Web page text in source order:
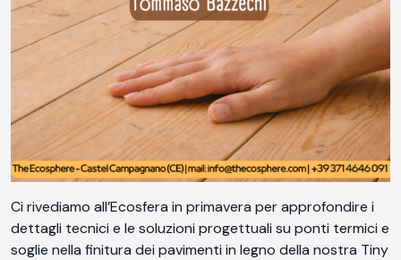
Ci rivediamo all’Ecosfera in primavera per approfondire i
dettagli tecnici e le soluzioni progettuali su ponti termici e
soglie nella finitura dei pavimenti in legno della nostra Tiny